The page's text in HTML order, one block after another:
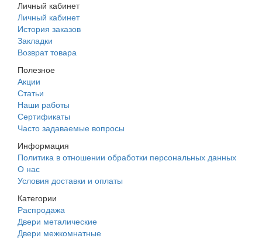
Личный кабинет
Личный кабинет
История заказов
Закладки
Возврат товара
Полезное
Акции
Статьи
Наши работы
Сертификаты
Часто задаваемые вопросы
Информация
Политика в отношении обработки персональных данных
О нас
Условия доставки и оплаты
Категории
Распродажа
Двери металические
Двери межкомнатные